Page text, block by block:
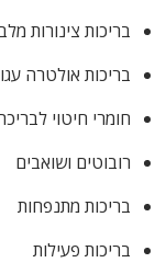
בריכות צינורות
בריכות אולטרה
חומרי חיטוי
רובוטים ושואבים
בריכות מתנפחות
בריכות פעילות